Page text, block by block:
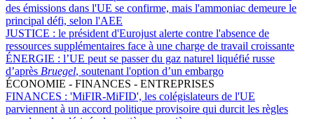
des émissions dans l'UE se confirme, mais l'ammoniac demeure le
principal défi, selon l'AEE
JUSTICE : le président d'Eurojust alerte contre l'absence de
ressources supplémentaires face à une charge de travail croissante
ÉNERGIE : l’UE peut se passer du gaz naturel liquéfié russe
d’après Bruegel, soutenant l'option d’un embargo
ÉCONOMIE - FINANCES - ENTREPRISES
FINANCES : 'MiFIR-MiFID', les colégislateurs de l'UE
parviennent à un accord politique provisoire qui durcit les règles